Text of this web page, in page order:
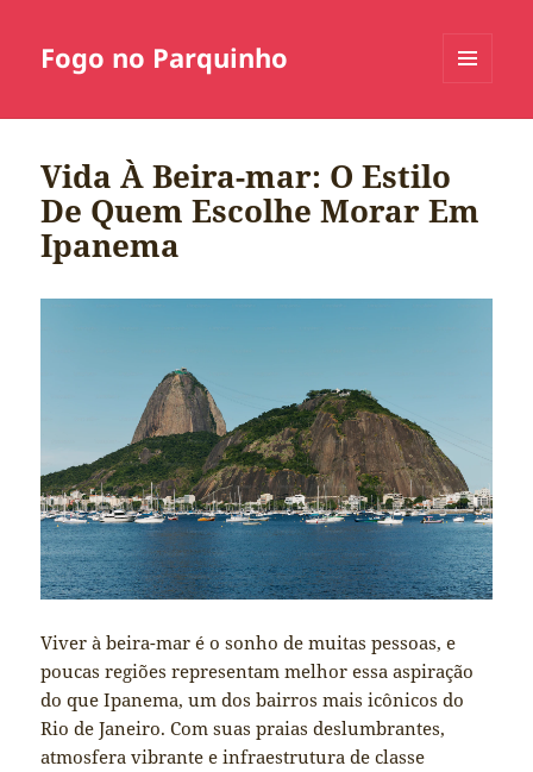
Fogo no Parquinho
Vida À Beira-mar: O Estilo
De Quem Escolhe Morar Em
Ipanema
Viver à beira-mar é o sonho de muitas pessoas, e
poucas regiões representam melhor essa aspiração
do que Ipanema, um dos bairros mais icônicos do
Rio de Janeiro. Com suas praias deslumbrantes,
atmosfera vibrante e infraestrutura de classe